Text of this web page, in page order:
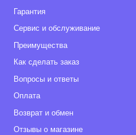
Гарантия
Сервис и обслуживание
Преимущества
Как сделать заказ
Вопросы и ответы
Оплата
Возврат и обмен
Отзывы о магазине